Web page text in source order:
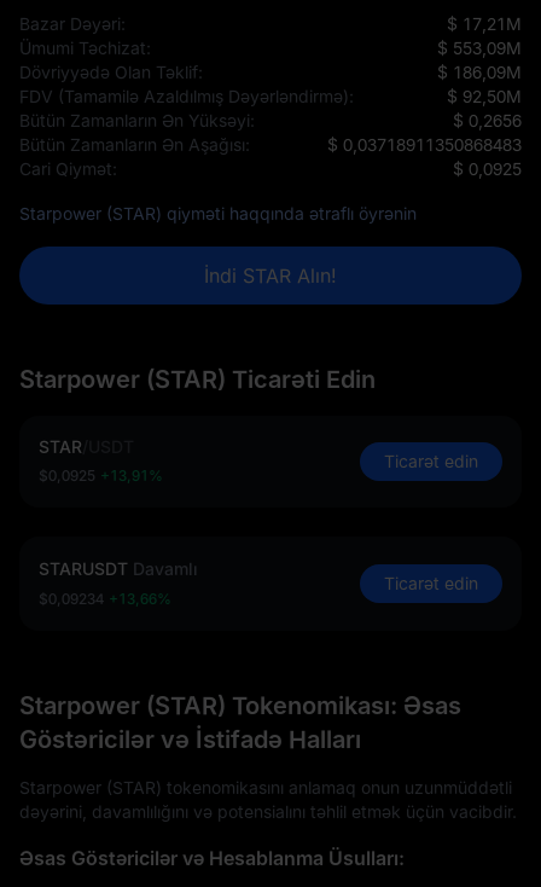
Bazar Dəyəri:
$ 17,21M
Ümumi Təchizat:
$ 553,09M
Dövriyyədə Olan Təklif:
$ 186,09M
FDV (Tamamilə Azaldılmış Dəyərləndirmə):
$ 92,50M
Bütün Zamanların Ən Yüksəyi:
$ 0,2656
Bütün Zamanların Ən Aşağısı:
$ 0,03718911350868483
Cari Qiymət:
$ 0,0925
Starpower (STAR) qiyməti haqqında ətraflı öyrənin
İndi STAR Alın!
Starpower (STAR) Ticarəti Edin
STAR
$0,0925 +13,91%
Ticarət edin
STARUSDT Davamlı
$0,09234 +13,66%
Ticarət edin
Starpower (STAR) Tokenomikası: Əsas
Göstəricilər və İstifadə Halları
Starpower (STAR) tokenomikasını anlamaq onun uzunmüddətli
dəyərini, davamlılığını və potensialını təhlil etmək üçün vacibdir.
Əsas Göstəricilər və Hesablanma Üsulları: